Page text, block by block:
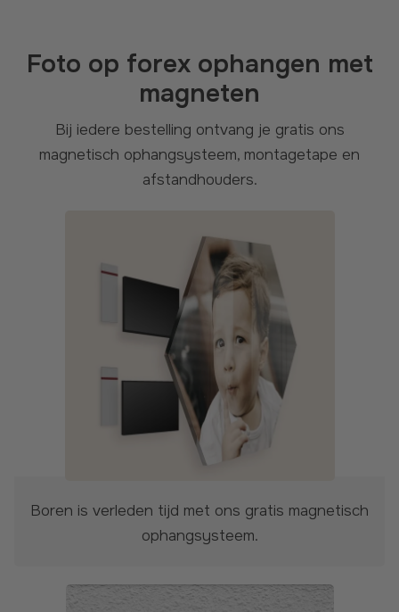
Foto op forex ophangen met
magneten
Bij iedere bestelling ontvang je gratis ons
magnetisch ophangsysteem, montagetape en
afstandhouders.
Boren is verleden tijd met ons gratis magnetisch
ophangsysteem.